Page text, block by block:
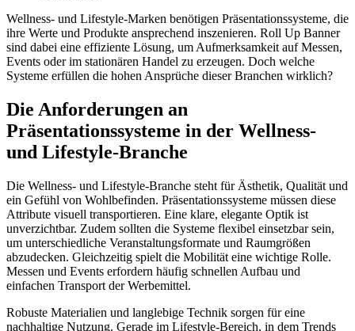
Wellness- und Lifestyle-Marken benötigen Präsentationssysteme, die
ihre Werte und Produkte ansprechend inszenieren. Roll Up Banner
sind dabei eine effiziente Lösung, um Aufmerksamkeit auf Messen,
Events oder im stationären Handel zu erzeugen. Doch welche
Systeme erfüllen die hohen Ansprüche dieser Branchen wirklich?
Die Anforderungen an
Präsentationssysteme in der Wellness-
und Lifestyle-Branche
Die Wellness- und Lifestyle-Branche steht für Ästhetik, Qualität und
ein Gefühl von Wohlbefinden. Präsentationssysteme müssen diese
Attribute visuell transportieren. Eine klare, elegante Optik ist
unverzichtbar. Zudem sollten die Systeme flexibel einsetzbar sein,
um unterschiedliche Veranstaltungsformate und Raumgrößen
abzudecken. Gleichzeitig spielt die Mobilität eine wichtige Rolle.
Messen und Events erfordern häufig schnellen Aufbau und
einfachen Transport der Werbemittel.
Robuste Materialien und langlebige Technik sorgen für eine
nachhaltige Nutzung. Gerade im Lifestyle-Bereich, in dem Trends